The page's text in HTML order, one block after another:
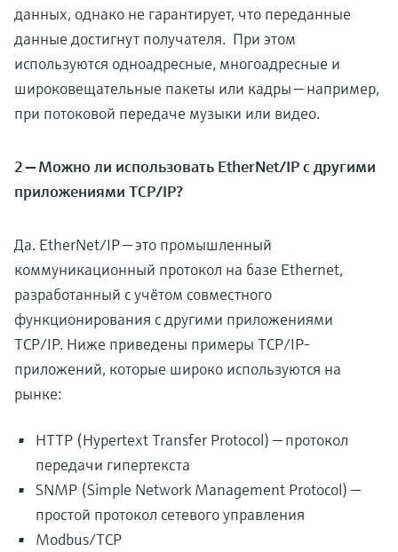
данных, однако не гарантирует, что переданные
данные достигнут получателя. При этом
используются одноадресные, многоадресные и
широковещательные пакеты или кадры — например,
при потоковой передаче музыки или видео.
2 — Можно ли использовать EtherNet/IP с другими
приложениями TCP/IP?
Да. EtherNet/IP — это промышленный
коммуникационный протокол на базе Ethernet,
разработанный с учётом совместного
функционирования с другими приложениями
TCP/IP. Ниже приведены примеры TCP/IP-
приложений, которые широко используются на
рынке:
HTTP (Hypertext Transfer Protocol) — протокол
передачи гипертекста
SNMP (Simple Network Management Protocol) —
простой протокол сетевого управления
Modbus/TCP